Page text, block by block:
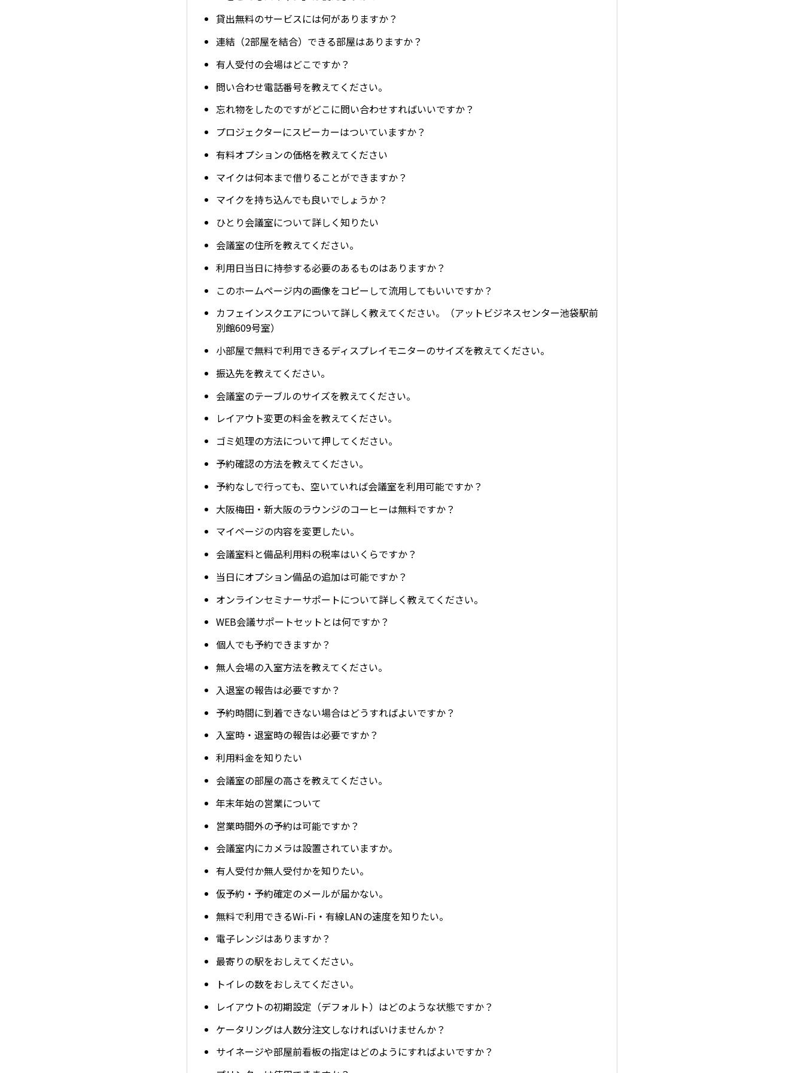
貸出無料のサービスには何がありますか？
連結（2部屋を結合）できる部屋はありますか？
有人受付の会場はどこですか？
問い合わせ電話番号を教えてください。
忘れ物をしたのですがどこに問い合わせすればいいですか？
プロジェクターにスピーカーはついていますか？
有料オプションの価格を教えてください
マイクは何本まで借りることができますか？
マイクを持ち込んでも良いでしょうか？
ひとり会議室について詳しく知りたい
会議室の住所を教えてください。
利用日当日に持参する必要のあるものはありますか？
このホームページ内の画像をコピーして流用してもいいですか？
カフェインスクエアについて詳しく教えてください。（アットビジネスセンター池袋駅前
別館609号室）
小部屋で無料で利用できるディスプレイモニターのサイズを教えてください。
振込先を教えてください。
会議室のテーブルのサイズを教えてください。
レイアウト変更の料金を教えてください。
ゴミ処理の方法について押してください。
予約確認の方法を教えてください。
予約なしで行っても、空いていれば会議室を利用可能ですか？
大阪梅田・新大阪のラウンジのコーヒーは無料ですか？
マイページの内容を変更したい。
会議室料と備品利用料の税率はいくらですか？
当日にオプション備品の追加は可能ですか？
オンラインセミナーサポートについて詳しく教えてください。
WEB会議サポートセットとは何ですか？
個人でも予約できますか？
無人会場の入室方法を教えてください。
入退室の報告は必要ですか？
予約時間に到着できない場合はどうすればよいですか？
入室時・退室時の報告は必要ですか？
利用料金を知りたい
会議室の部屋の高さを教えてください。
年末年始の営業について
営業時間外の予約は可能ですか？
会議室内にカメラは設置されていますか。
有人受付か無人受付かを知りたい。
仮予約・予約確定のメールが届かない。
無料で利用できるWi-Fi・有線LANの速度を知りたい。
電子レンジはありますか？
最寄りの駅をおしえてください。
トイレの数をおしえてください。
レイアウトの初期設定（デフォルト）はどのような状態ですか？
ケータリングは人数分注文しなければいけませんか？
サイネージや部屋前看板の指定はどのようにすればよいですか？